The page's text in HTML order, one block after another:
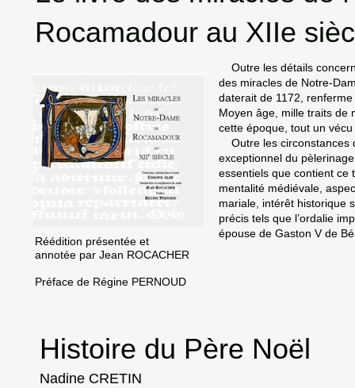
Histoire du Père Noël
Nadine CRETIN
Rocamadour au XIIe
Outre les détails
des miracles de Notre-
daterait de 1172,
Moyen âge, mille traits
cette époque, tout un
Outre les circonstances
exceptionnel du
essentiels que contient ce
mentalité médiévale,
mariale, intérêt historique
précis tels que l’ordalie
épouse de Gaston V de
Réédition présentée et
annotée par Jean ROCACHER
Préface de Régine PERNOUD